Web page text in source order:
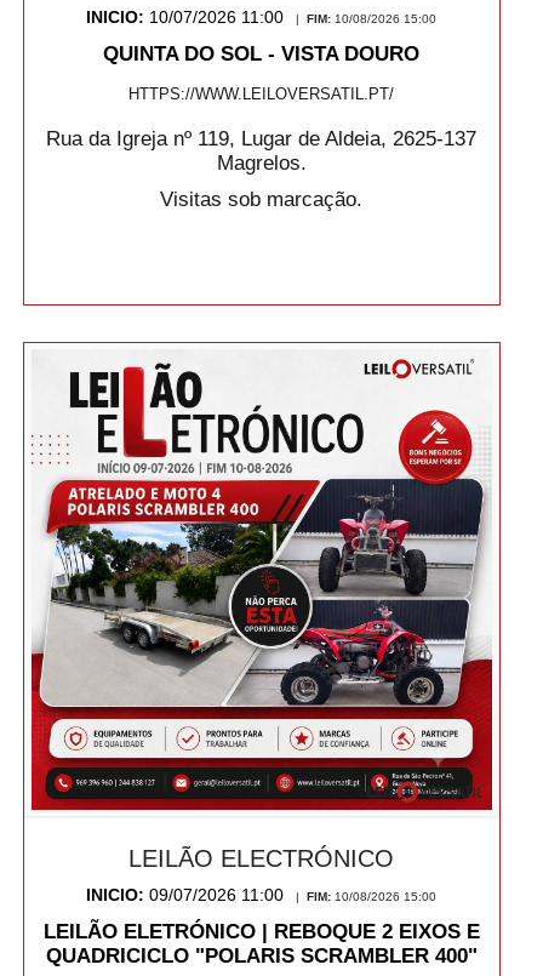
INICIO: 10/07/2026 11:00 |FIM:10/08/2026 15:00
QUINTA DO SOL - VISTA DOURO
HTTPS://WWW.LEILOVERSATIL.PT/
Rua da Igreja nº 119, Lugar de Aldeia, 2625-137
Magrelos.
Visitas sob marcação.
LEILÃO ELECTRÓNICO
INICIO:09/07/2026 11:00 FIM:10/08/2026 15:00
LEILÃO ELETRÓNICO | REBOQUE 2 EIXOS E
QUADRICICLO "POLARIS SCRAMBLER 400"